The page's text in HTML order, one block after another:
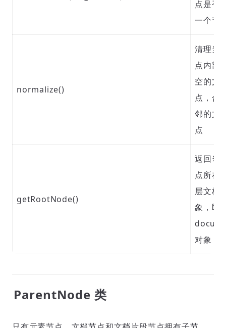
点是否
一个节
normalize()
清理当
点内部
空的文
点，合
邻的文
点
getRootNode()
返回当
点所在
层文档
象，即
对象
ParentNode 类